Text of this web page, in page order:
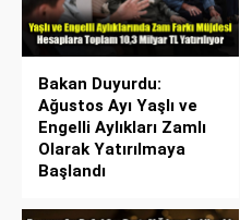
Bakan Duyurdu:
Ağustos Ayı Yaşlı ve
Engelli Aylıkları Zamlı
Olarak Yatırılmaya
Başlandı